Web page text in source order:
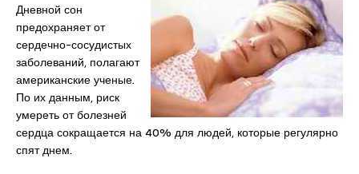
Дневной сон
предохраняет от
сердечно-сосудистых
заболеваний, полагают
американские ученые.
По их данным, риск
умереть от болезней
сердца сокращается на 40% для людей, которые регулярно
спят днем.